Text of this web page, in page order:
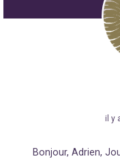
il y
Bonjour, Adrien,